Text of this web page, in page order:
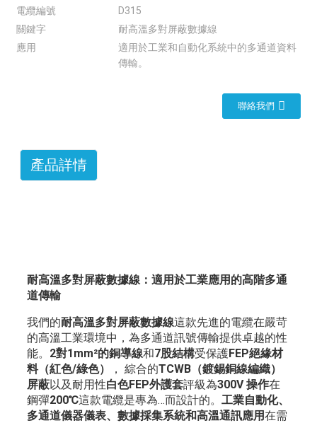
電纜編號
D315
關鍵字
耐高溫多對屏蔽數據線
應用
適用於工業和自動化系統中的多通道資料
傳輸。
聯絡我們
產品詳情
耐高溫多對屏蔽數據線：適用於工業應用的高階多通
道傳輸
我們的耐高溫多對屏蔽數據線這款先進的電纜在嚴苛
的高溫工業環境中，為多通道訊號傳輸提供卓越的性
能。 2對1mm²的銅導線和7股結構受保護FEP絕緣材
料（紅色/綠色）
， 綜合的TCWB（鍍錫銅線編織）
屏蔽以及耐用性白色FEP外護套評級為300V 操作在
鋼彈200℃這款電纜是專為…而設計的。 工業自動化、
多通道儀器儀表、數據採集系統和高溫通訊應用在需